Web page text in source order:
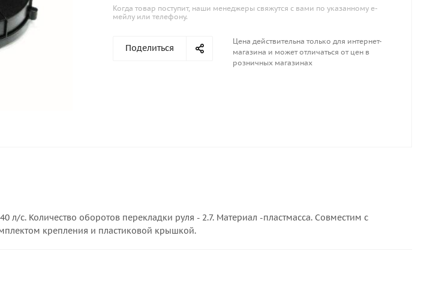
Когда товар поступит, наши менеджеры свяжутся с вами по указанному е-
мейлу или телефону.
Поделиться
Цена действительна только для интернет-
магазина и может отличаться от цен в
розничных магазинах
л/с. Количество оборотов перекладки руля - 2.7. Материал -пластмасса. Совместим с
крепления и пластиковой крышкой.